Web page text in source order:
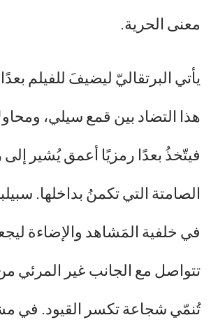
معنى الحرية.
يأتي البرتقاليّ ليضيفَ للفيلم
هذا التضاد بين قمع سيلي،
فيتّخذُ بعدًا رمزيًا أعمق يُشير
الصامتة التي تكمنُ بداخلها.
في خلفية المَشاهد والإضاءة
تتواصل مع الجانب غير المرئي
تُنمّي شجاعة تكسر القيود. في